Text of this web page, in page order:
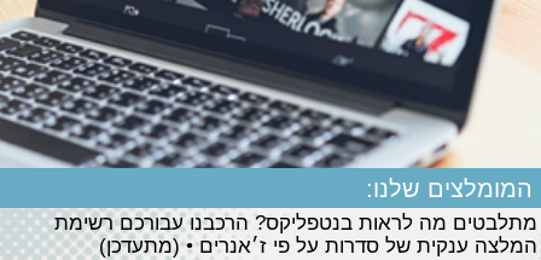
המומלצים שלנו:
מתלבטים מה לראות בנטפליקס? הרכבנו עבורכם רשימת
המלצה ענקית של סדרות על פי ז׳אנרים • (מתעדכן)